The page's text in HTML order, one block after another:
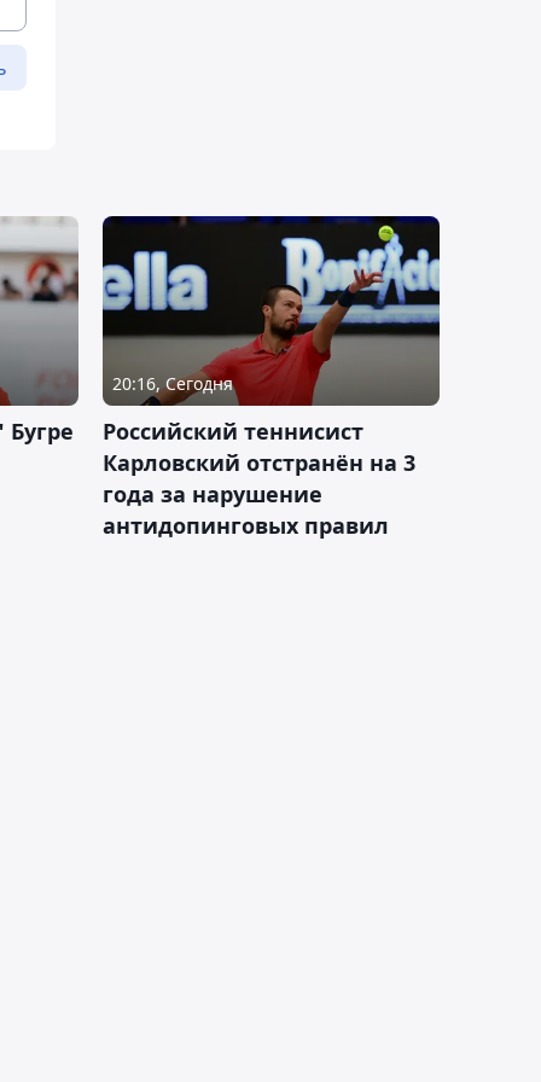
20:16, Сегодня
Российский теннисист
Карловский отстранён на 3
года за нарушение
антидопинговых правил